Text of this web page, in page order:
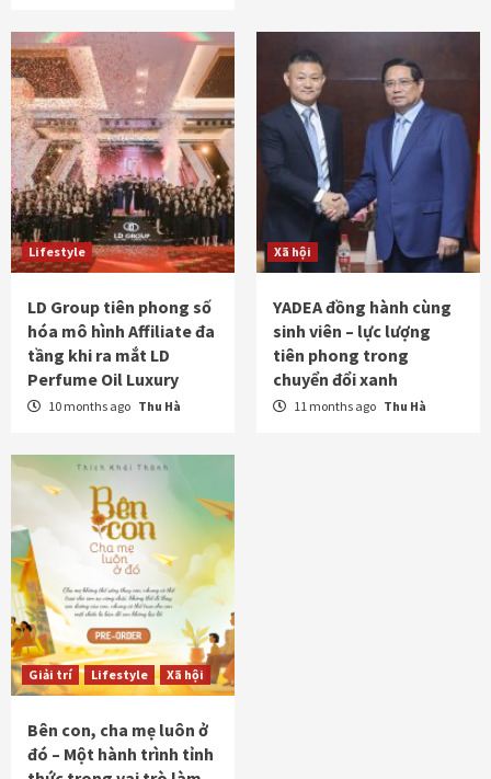
Lifestyle
LD Group tiên phong số
hóa mô hình Affiliate đa
tầng khi ra mắt LD
Perfume Oil Luxury
10 months ago Thu Hà
Xã hội
YADEA đồng hành cùng
sinh viên – lực lượng
tiên phong trong
chuyển đổi xanh
11 months ago Thu Hà
Giải trí Lifestyle Xã hội
Bên con, cha mẹ luôn ở
đó – Một hành trình tỉnh